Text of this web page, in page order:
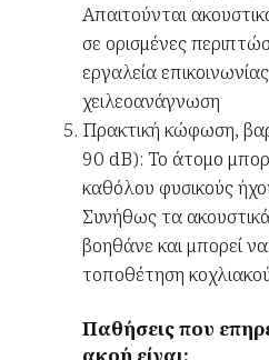
Απαιτούνται
σε ορισμένες
εργαλεία
χειλεοανάγνωση
Πρακτική κώφωση,
90 dB): Το άτομο
καθόλου φυσικούς
Συνήθως τα
βοηθάνε και μπορεί να
τοποθέτηση
Παθήσεις που